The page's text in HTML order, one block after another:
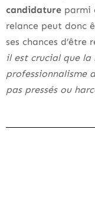
candidature parmi
relance peut donc
ses chances
il est crucial que
professionnalisme
pas pressés ou